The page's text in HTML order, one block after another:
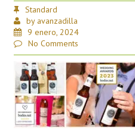
Standard
by avanzadilla
9 enero, 2024
No Comments